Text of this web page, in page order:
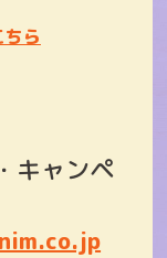
ら
キャンペ